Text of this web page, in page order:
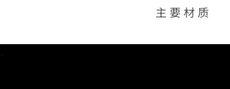
主要材质